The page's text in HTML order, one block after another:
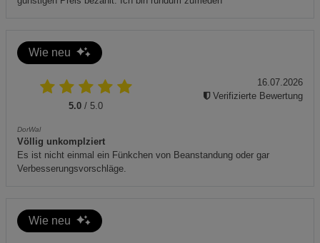
Wie neu
5.0 / 5.0
DorWal
Völlig unkomplziert
Es ist nicht einmal ein Fünkchen von Beanstandung oder gar
Verbesserungsvorschläge.
16.07.2026
Verifizierte Bewertung
Wie neu